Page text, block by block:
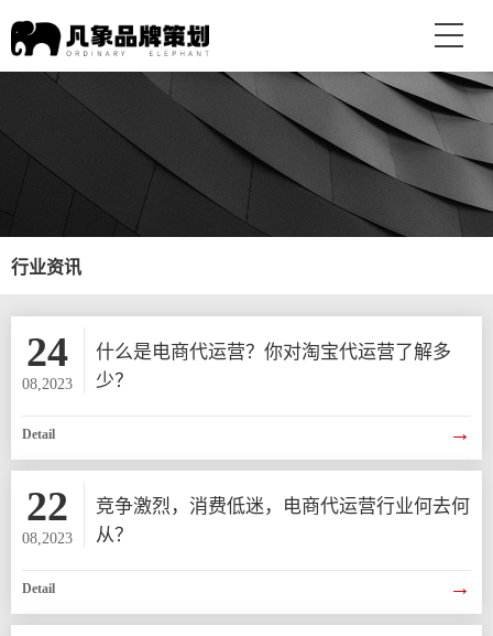
行业资讯
24
08,2023
什么是电商代运营？你对淘宝代运营了解多
少？
Detail →
22
08,2023
竞争激烈，消费低迷，电商代运营行业何去何
从？
Detail →